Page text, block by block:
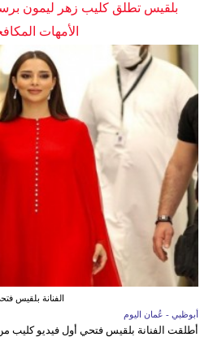
بلقيس تطلق كليب زهر ليمون
الأمهات
الفنانة بلقيس
أبوظبي - عُمان اليوم
أطلقت الفنانة بلقيس فتحي أول فيديو كليب من